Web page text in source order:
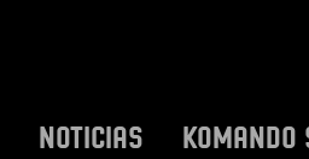
NOTICIAS KOMANDO